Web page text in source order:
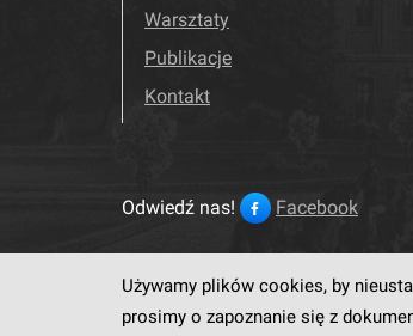
Warsztaty
Publikacje
Kontakt
Odwiedź nas! Facebook
Ten
Używamy plików cookies, by
prosimy o zapoznanie się z